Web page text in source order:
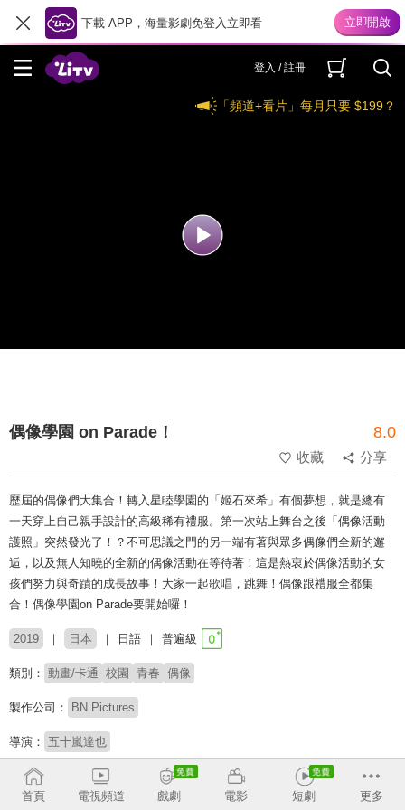
下載 APP，海量影劇免登入立即看
登入 / 註冊
「頻道+看片」每月只要 $199？
偶像學園 on Parade！ 8.0
收藏 分享
歷屆的偶像們大集合！轉入星睦學園的「姬石來希」有個夢想，就是總有
一天穿上自己親手設計的高級稀有禮服。第一次站上舞台之後「偶像活動
護照」突然發光了！？不可思議之門的另一端有著與眾多偶像們全新的邂
逅，以及無人知曉的全新的偶像活動在等待著！這是熱衷於偶像活動的女
孩們努力與奇蹟的成長故事！大家一起歌唱，跳舞！偶像跟禮服全都集
合！偶像學園on Parade要開始囉！
2019 日本 日語 普遍級
類別： 動畫/卡通 校園 青春 偶像
製作公司： BN Pictures
導演： 五十嵐達也
配音： 加隈亞衣
牧野由依
首頁
電視頻道 戲劇 電影 短劇 更多